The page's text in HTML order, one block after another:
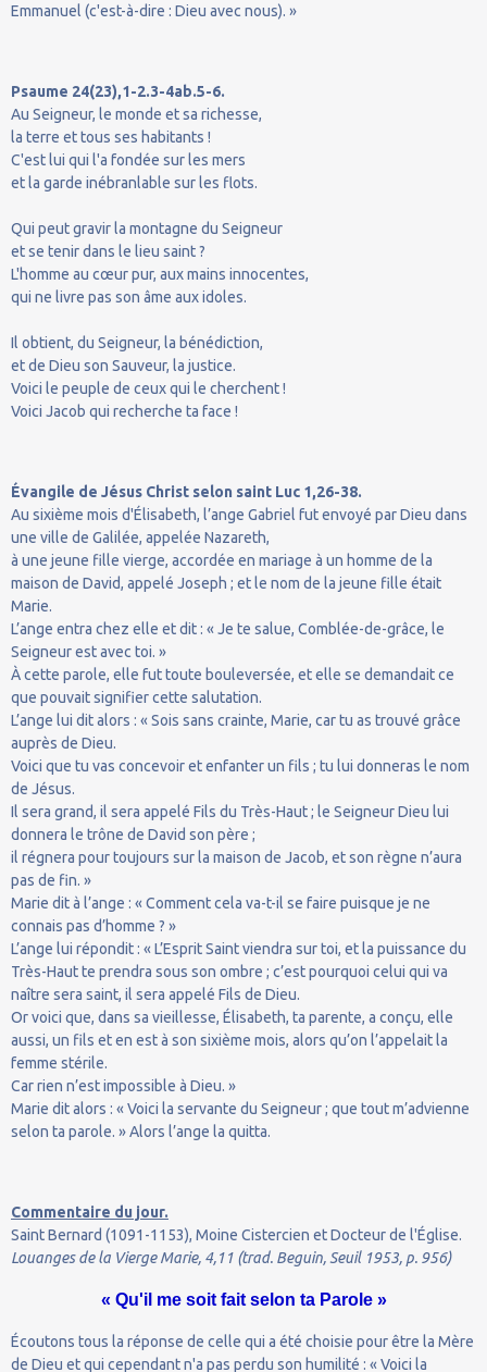
Emmanuel (c'est-à-dire : Dieu avec nous). »
Psaume 24(23),1-2.3-4ab.5-6.
Au Seigneur, le monde et sa richesse,
la terre et tous ses habitants !
C'est lui qui l'a fondée sur les mers
et la garde inébranlable sur les flots.
Qui peut gravir la montagne du Seigneur
et se tenir dans le lieu saint ?
L'homme au cœur pur, aux mains innocentes,
qui ne livre pas son âme aux idoles.
Il obtient, du Seigneur, la bénédiction,
et de Dieu son Sauveur, la justice.
Voici le peuple de ceux qui le cherchent !
Voici Jacob qui recherche ta face !
Évangile de Jésus Christ selon saint Luc 1,26-38.
Au sixième mois d'Élisabeth, l’ange Gabriel fut envoyé par Dieu dans
une ville de Galilée, appelée Nazareth,
à une jeune fille vierge, accordée en mariage à un homme de la
maison de David, appelé Joseph ; et le nom de la jeune fille était
Marie.
L’ange entra chez elle et dit : « Je te salue, Comblée-de-grâce, le
Seigneur est avec toi. »
À cette parole, elle fut toute bouleversée, et elle se demandait ce
que pouvait signifier cette salutation.
L’ange lui dit alors : « Sois sans crainte, Marie, car tu as trouvé grâce
auprès de Dieu.
Voici que tu vas concevoir et enfanter un fils ; tu lui donneras le nom
de Jésus.
Il sera grand, il sera appelé Fils du Très-Haut ; le Seigneur Dieu lui
donnera le trône de David son père ;
il régnera pour toujours sur la maison de Jacob, et son règne n’aura
pas de fin. »
Marie dit à l’ange : « Comment cela va-t-il se faire puisque je ne
connais pas d’homme ? »
L’ange lui répondit : « L’Esprit Saint viendra sur toi, et la puissance du
Très-Haut te prendra sous son ombre ; c’est pourquoi celui qui va
naître sera saint, il sera appelé Fils de Dieu.
Or voici que, dans sa vieillesse, Élisabeth, ta parente, a conçu, elle
aussi, un fils et en est à son sixième mois, alors qu’on l’appelait la
femme stérile.
Car rien n’est impossible à Dieu. »
Marie dit alors : « Voici la servante du Seigneur ; que tout m’advienne
selon ta parole. » Alors l’ange la quitta.
Commentaire du jour.
Saint Bernard (1091-1153), Moine Cistercien et Docteur de l'Église.
Louanges de la Vierge Marie, 4,11 (trad. Beguin, Seuil 1953, p. 956)
« Qu'il me soit fait selon ta Parole »
Écoutons tous la réponse de celle qui a été choisie pour être la Mère
de Dieu et qui cependant n'a pas perdu son humilité : « Voici la